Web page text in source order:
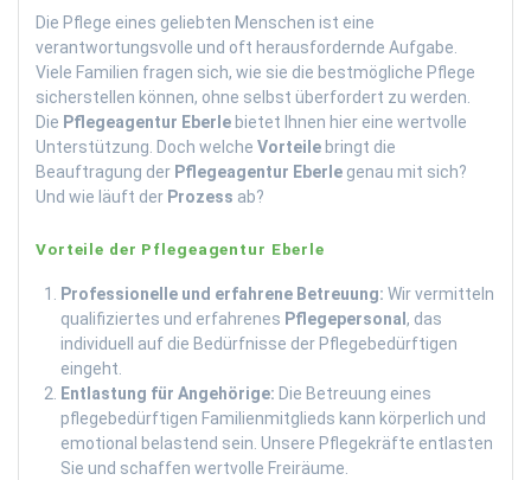
Die Pflege eines geliebten Menschen ist eine
verantwortungsvolle und oft herausfordernde Aufgabe.
Viele Familien fragen sich, wie sie die bestmögliche Pflege
sicherstellen können, ohne selbst überfordert zu werden.
Die Pflegeagentur Eberle bietet Ihnen hier eine wertvolle
Unterstützung. Doch welche Vorteile bringt die
Beauftragung der Pflegeagentur Eberle genau mit sich?
Und wie läuft der Prozess ab?
Vorteile der Pflegeagentur Eberle
Professionelle und erfahrene Betreuung: Wir vermitteln
qualifiziertes und erfahrenes Pflegepersonal , das
individuell auf die Bedürfnisse der Pflegebedürftigen
eingeht.
Entlastung für Angehörige: Die Betreuung eines
pflegebedürftigen Familienmitglieds kann körperlich und
emotional belastend sein. Unsere Pflegekräfte entlasten
Sie und schaffen wertvolle Freiräume.